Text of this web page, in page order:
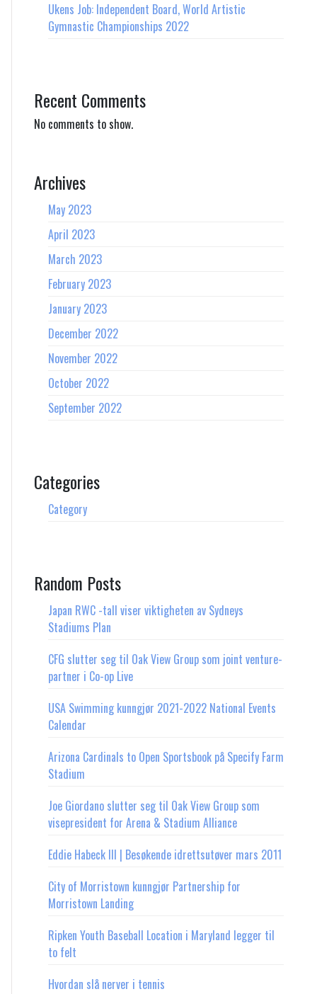
Ukens Job: Independent Board, World Artistic
Gymnastic Championships 2022
Recent Comments
No comments to show.
Archives
May 2023
April 2023
March 2023
February 2023
January 2023
December 2022
November 2022
October 2022
September 2022
Categories
Category
Random Posts
Japan RWC -tall viser viktigheten av Sydneys
Stadiums Plan
CFG slutter seg til Oak View Group som joint venture-
partner i Co-op Live
USA Swimming kunngjør 2021-2022 National Events
Calendar
Arizona Cardinals to Open Sportsbook på Specify Farm
Stadium
Joe Giordano slutter seg til Oak View Group som
visepresident for Arena & Stadium Alliance
Eddie Habeck III | Besøkende idrettsutøver mars 2011
City of Morristown kunngjør Partnership for
Morristown Landing
Ripken Youth Baseball Location i Maryland legger til
to felt
Hvordan slå nerver i tennis